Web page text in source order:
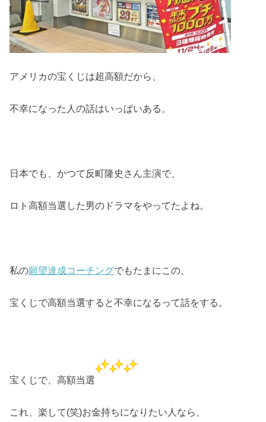
アメリカの宝くじは超高額だから、
不幸になった人の話はいっぱいある。
日本でも、かつて反町隆史さん主演で、
ロト高額当選した男のドラマをやってたよね。
私の願望達成コーチングでもたまにこの、
宝くじで高額当選すると不幸になるって話をする。
宝くじで、高額当選
これ、楽して(笑)お金持ちになりたい人なら、